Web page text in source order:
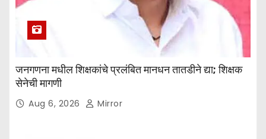
जनगणना मधील शिक्षकांचे प्रलंबित मानधन तातडीने द्या; शिक्षक
सेनेची मागणी
Aug 6, 2026 Mirror